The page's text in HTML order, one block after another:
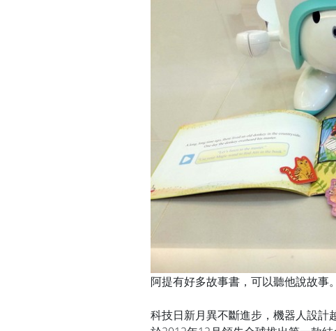
阿提有好多故事書，可以聽他說故事。
科技日新月異不斷進步，機器人設計